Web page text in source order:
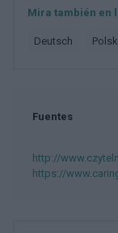
Mira también en
deutsch
Fuentes
http://
https://